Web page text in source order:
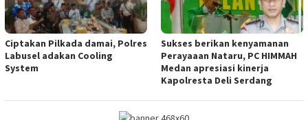
Ciptakan Pilkada damai, Polres
Labusel adakan Cooling
System
Sukses berikan kenyamanan
Perayaaan Nataru, PC HIMMAH
Medan apresiasi kinerja
Kapolresta Deli Serdang